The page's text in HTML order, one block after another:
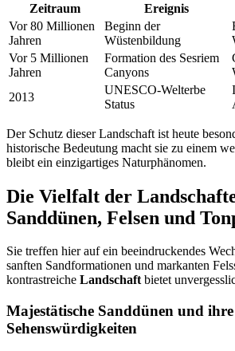
Zeitraum Ereignis
Vor 80 Millionen
Jahren
Beginn der
Wüstenbildung
Vor 5 Millionen
Jahren
Formation des Sesriem
Canyons
2013
UNESCO-Welterbe
Status
Der Schutz dieser Landschaft ist heute
historische Bedeutung macht sie zu einem
bleibt ein einzigartiges Naturphänomen.
Die Vielfalt der
Sanddünen, Felsen und
Sie treffen hier auf ein beeindruckendes
sanften Sandformationen und markanten
kontrastreiche Landschaftbietet
Majestätische Sanddünen und ihre
Sehenswürdigkeiten